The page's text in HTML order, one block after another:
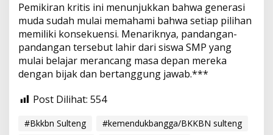
Pemikiran kritis ini menunjukkan bahwa generasi
muda sudah mulai memahami bahwa setiap pilihan
memiliki konsekuensi. Menariknya, pandangan-
pandangan tersebut lahir dari siswa SMP yang
mulai belajar merancang masa depan mereka
dengan bijak dan bertanggung jawab.***
Post Dilihat: 554
#Bkkbn Sulteng
#kemendukbangga/BKKBN sulteng